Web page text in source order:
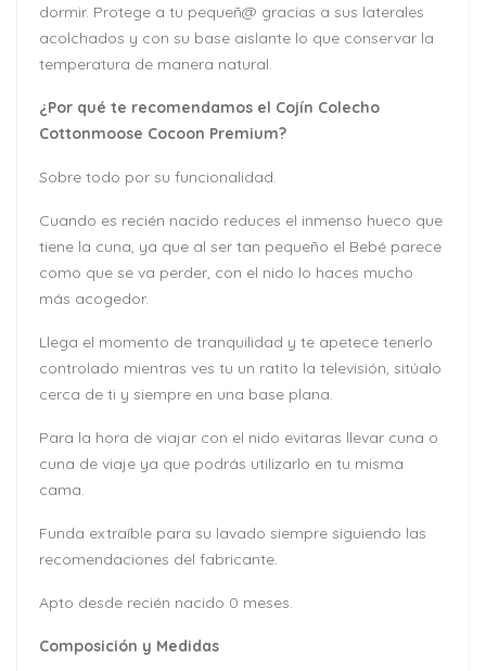
dormir. Protege a tu pequeñ@ gracias a sus laterales
acolchados y con su base aislante lo que conservar la
temperatura de manera natural.
¿Por qué te recomendamos el Cojín Colecho
Cottonmoose Cocoon Premium?
Sobre todo por su funcionalidad.
Cuando es recién nacido reduces el inmenso hueco que
tiene la cuna, ya que al ser tan pequeño el Bebé parece
como que se va perder, con el nido lo haces mucho
más acogedor.
Llega el momento de tranquilidad y te apetece tenerlo
controlado mientras ves tu un ratito la televisión, sitúalo
cerca de ti y siempre en una base plana.
Para la hora de viajar con el nido evitaras llevar cuna o
cuna de viaje ya que podrás utilizarlo en tu misma
cama.
Funda extraíble para su lavado siempre siguiendo las
recomendaciones del fabricante.
Apto desde recién nacido 0 meses.
Composición y Medidas